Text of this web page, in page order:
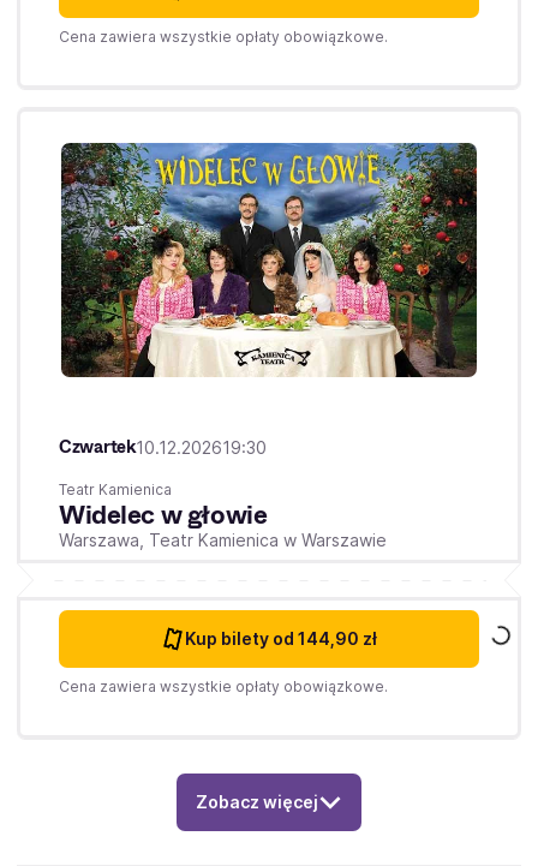
Cena zawiera wszystkie opłaty obowiązkowe.
Czwartek10.12.202619:30
Teatr Kamienica
Widelec w głowie
Warszawa, Teatr Kamienica w Warszawie
Kup bilety od 144,90 zł
Cena zawiera wszystkie opłaty obowiązkowe.
Zobacz więcej